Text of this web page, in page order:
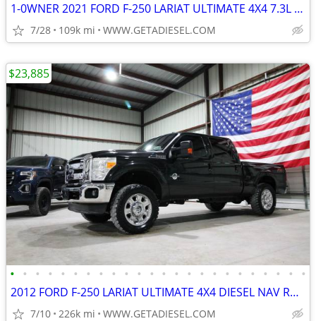
1-0WNER 2021 FORD F-250 LARIAT ULTIMATE 4X4 7.3L V8 NAV ROOF NEW 37'S!
7/28 109k mi WWW.GETADIESEL.COM
• • • • • • • • • • • • • • • • • • • • • • • •
2012 FORD F-250 LARIAT ULTIMATE 4X4 DIESEL NAV ROOF NEW 35'S B&W HITCH
7/10 226k mi WWW.GETADIESEL.COM
$23,885